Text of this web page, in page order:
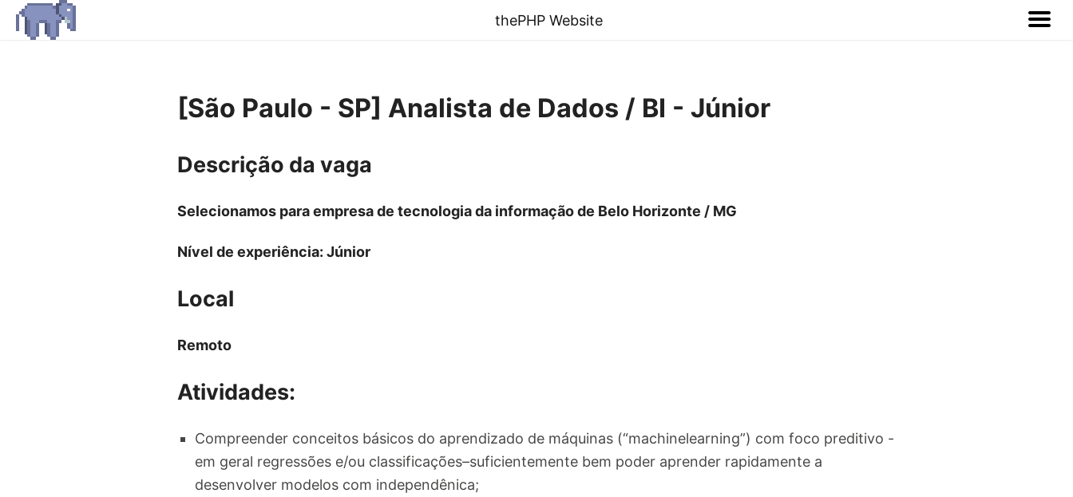
thePHP Website
[São Paulo - SP] Analista de Dados / BI - Júnior
Descrição da vaga
Selecionamos para empresa de tecnologia da informação de Belo Horizonte / MG
Nível de experiência: Júnior
Local
Remoto
Atividades:
Compreender conceitos básicos do aprendizado de máquinas (“machinelearning”) com foco preditivo -
em geral regressões e/ou classificações–suficientemente bem poder aprender rapidamente a
desenvolver modelos com independênica;